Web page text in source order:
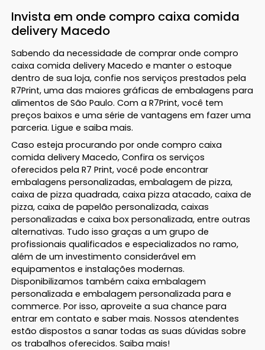
Invista em onde compro caixa comida
delivery Macedo
Sabendo da necessidade de comprar onde compro
caixa comida delivery Macedo e manter o estoque
dentro de sua loja, confie nos serviços prestados pela
R7Print, uma das maiores gráficas de embalagens para
alimentos de São Paulo. Com a R7Print, você tem
preços baixos e uma série de vantagens em fazer uma
parceria. Ligue e saiba mais.
Caso esteja procurando por onde compro caixa
comida delivery Macedo, Confira os serviços
oferecidos pela R7 Print, você pode encontrar
embalagens personalizadas, embalagem de pizza,
caixa de pizza quadrada, caixa pizza atacado, caixa de
pizza, caixa de papelão personalizada, caixas
personalizadas e caixa box personalizada, entre outras
alternativas. Tudo isso graças a um grupo de
profissionais qualificados e especializados no ramo,
além de um investimento considerável em
equipamentos e instalações modernas.
Disponibilizamos também caixa embalagem
personalizada e embalagem personalizada para e
commerce. Por isso, aproveite a sua chance para
entrar em contato e saber mais. Nossos atendentes
estão dispostos a sanar todas as suas dúvidas sobre
os trabalhos oferecidos. Saiba mais!